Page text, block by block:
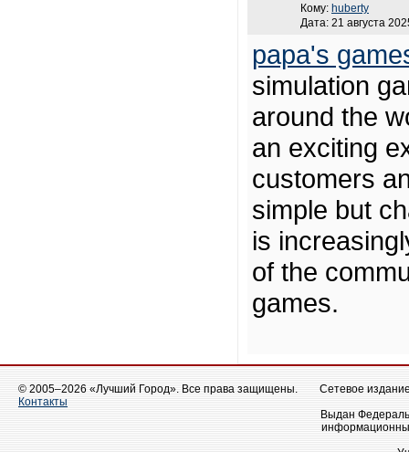
Кому: huberty
Дата: 21 августа
papa's
simulation
around the
an exciting
customers
simple but
is
of the
games.
© 2005–2026 «Лучший Город». Все права защищены.
Контакты
Сетевое
Выдан